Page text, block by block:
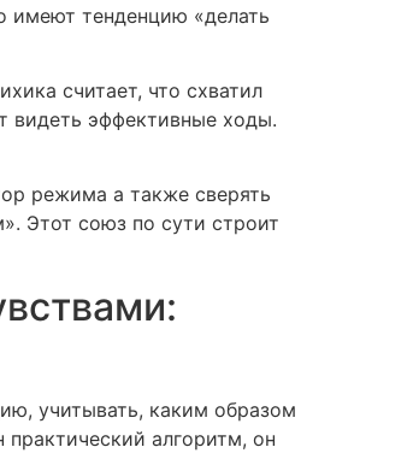
имеют тенденцию «делать
считает, что схватил
видеть эффективные ходы.
режима а также сверять
Этот союз по сути строит
учитывать, каким образом
алгоритм, он